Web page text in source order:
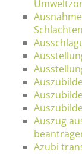
Auszug
Azubi